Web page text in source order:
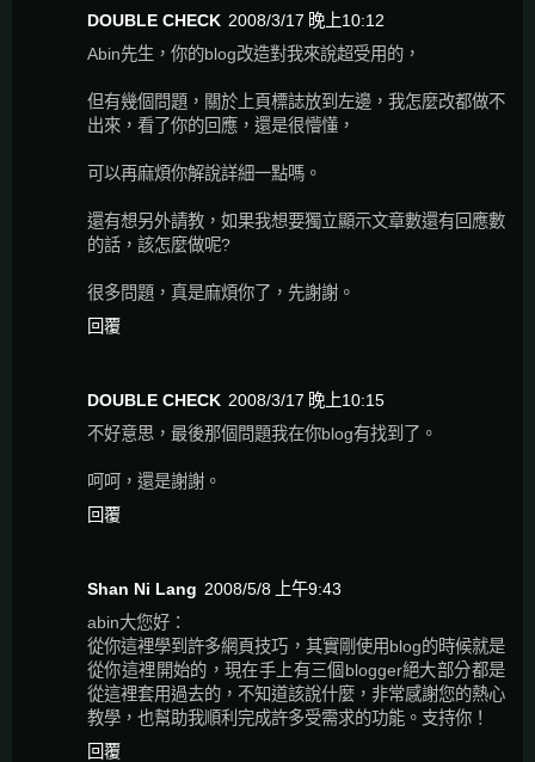
DOUBLE CHECK 2008/3/17 晚上10:12
Abin先生，你的blog改造對我來說超受用的，
但有幾個問題，關於上頁標誌放到左邊，我怎麼改都做不
出來，看了你的回應，還是很懵懂，
可以再麻煩你解說詳細一點嗎。
還有想另外請教，如果我想要獨立顯示文章數還有回應數
的話，該怎麼做呢?
很多問題，真是麻煩你了，先謝謝。
回覆
DOUBLE CHECK 2008/3/17 晚上10:15
不好意思，最後那個問題我在你blog有找到了。
呵呵，還是謝謝。
回覆
Shan Ni Lang 2008/5/8 上午9:43
abin大您好：
從你這裡學到許多網頁技巧，其實剛使用blog的時候就是
從你這裡開始的，現在手上有三個blogger絕大部分都是
從這裡套用過去的，不知道該說什麼，非常感謝您的熱心
教學，也幫助我順利完成許多受需求的功能。支持你！
回覆